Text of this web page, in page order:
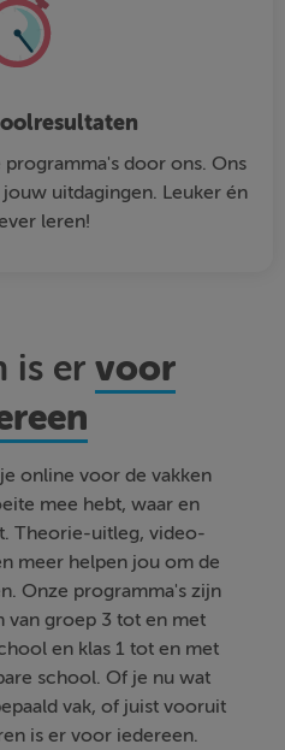
door ons. Ons
uitdagingen. Leuker én
leren!
is ervoor
online voor de vakken
mee hebt, waar en
Theorie-uitleg, video-
meer helpen jou om de
Onze programma's zijn
van groep 3 tot en met
en klas 1 tot en met
school. Of je nu wat
vak, of juist vooruit
is er voor iedereen.